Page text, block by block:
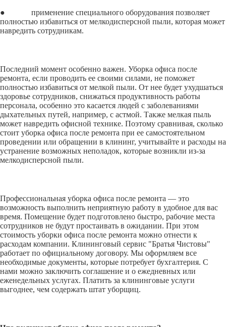
● применение специального оборудования позволяет
полностью избавиться от мелкодисперсной пыли, которая может
навредить сотрудникам.
Последний момент особенно важен. Уборка офиса после
ремонта, если проводить ее своими силами, не поможет
полностью избавиться от мелкой пыли. От нее будет ухудшаться
здоровье сотрудников, снижаться продуктивность работы
персонала, особенно это касается людей с заболеваниями
дыхательных путей, например, с астмой. Также мелкая пыль
может навредить офисной технике. Поэтому сравнивая, сколько
стоит уборка офиса после ремонта при ее самостоятельном
проведении или обращении в клининг, учитывайте и расходы на
устранение возможных неполадок, которые возникли из-за
мелкодисперсной пыли.
Профессиональная уборка офиса после ремонта — это
возможность выполнить неприятную работу в удобное для вас
время. Помещение будет подготовлено быстро, рабочие места
сотрудников не будут простаивать в ожидании. При этом
стоимость уборки офиса после ремонта можно отнести к
расходам компании. Клининговый сервис "Братья Чистовы"
работает по официальному договору. Мы оформляем все
необходимые документы, которые потребует бухгалтерия. С
нами можно заключить соглашение и о ежедневных или
еженедельных услугах. Платить за клининговые услуги
выгоднее, чем содержать штат уборщиц.